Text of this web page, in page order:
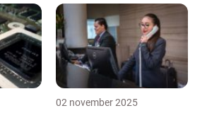
02 november 2025